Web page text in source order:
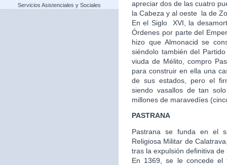
Servicios Asistenciales y Sociales
apreciar dos de las cuatro
la Cabeza y al oeste la de
En el Siglo XVI, la
Órdenes por parte del
hizo que Almonacid se
siéndolo también del
viuda de Mélito, compro
para construir en ella una
de sus estados, pero el
siendo vasallos de tan
millones de maravedíes
PASTRANA
Pastrana se funda en el
Religiosa Militar de
tras la expulsión definitiva de
En 1369, se le concede el